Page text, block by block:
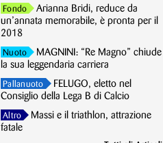
Fondo
Arianna Bridi, reduce da
un’annata memorabile, è pronta per il
2018
Nuoto
MAGNINI: “Re Magno” chiude
la sua leggendaria carriera
Pallanuoto
FELUGO, eletto nel
Consiglio della Lega B di Calcio
Altro
Massi e il triathlon, attrazione
fatale